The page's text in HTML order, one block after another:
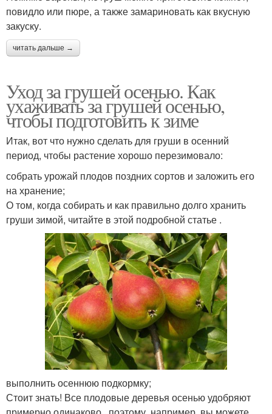
повидло или пюре, а также замариновать как вкусную
закуску.
читать дальше →
Уход за грушей осенью. Как
ухаживать за грушей осенью,
чтобы подготовить к зиме
Итак, вот что нужно сделать для груши в осенний
период, чтобы растение хорошо перезимовало:
собрать урожай плодов поздних сортов и заложить его
на хранение;
О том, когда собирать и как правильно долго хранить
груши зимой, читайте в этой подробной статье .
выполнить осеннюю подкормку;
Стоит знать! Все плодовые деревья осенью удобряют